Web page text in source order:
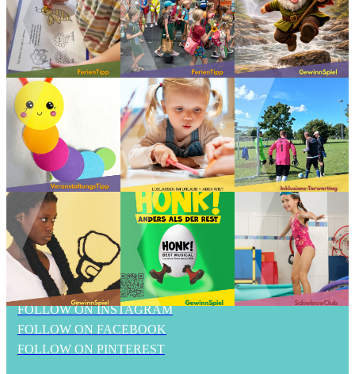
FOLLOW ON INSTAGRAM
FOLLOW ON FACEBOOK
FOLLOW ON PINTEREST